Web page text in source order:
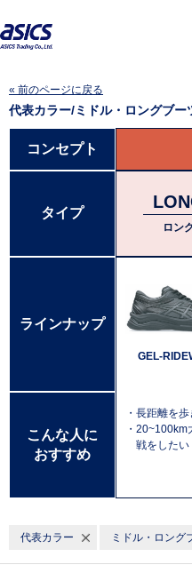
« 前のページに戻る
代表カラー/ミドル・ロングブー
コンセプト
タイプ
ロン
ラインナップ
GEL-
・長距離を
・20~100km
戦をしたい
こんな人に
おすすめ
代表カラー ミドル・ロング